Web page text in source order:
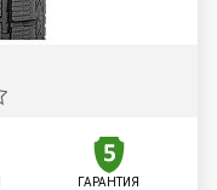
ГАРАНТИЯ